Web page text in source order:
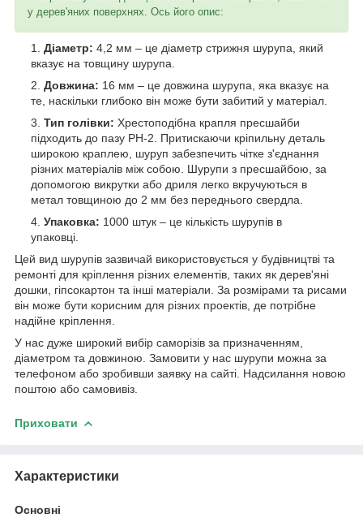
у дерев'яних поверхнях. Ось його опис:
Діаметр: 4,2 мм – це діаметр стрижня шурупа, який
вказує на товщину шурупа.
Довжина: 16 мм – це довжина шурупа, яка вказує на
те, наскільки глибоко він може бути забитий у матеріал.
Тип голівки: Хрестоподібна крапля пресшайби
підходить до пазу РН-2. Притискаючи кріпильну деталь
широкою краплею, шуруп забезпечить чітке з'єднання
різних матеріалів між собою. Шурупи з пресшайбою, за
допомогою викрутки або дриля легко вкручуються в
метал товщиною до 2 мм без переднього свердла.
Упаковка: 1000 штук – це кількість шурупів в
упаковці.
Цей вид шурупів зазвичай використовується у будівництві та
ремонті для кріплення різних елементів, таких як дерев'яні
дошки, гіпсокартон та інші матеріали. За розмірами та рисами
він може бути корисним для різних проектів, де потрібне
надійне кріплення.
У нас дуже широкий вибір саморізів за призначенням,
діаметром та довжиною. Замовити у нас шурупи можна за
телефоном або зробивши заявку на сайті. Надсилання новою
поштою або самовивіз.
Приховати
Характеристики
Основні